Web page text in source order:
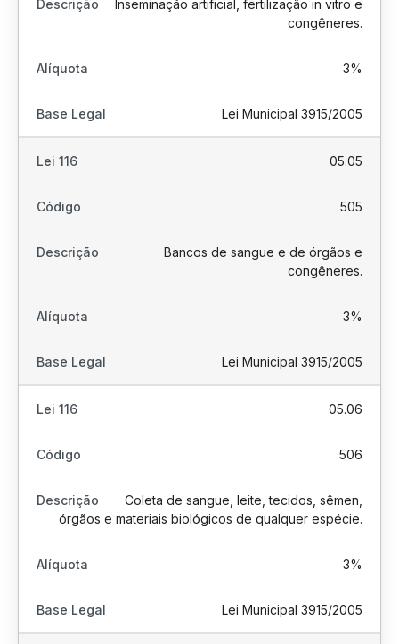
Inseminação artificial, fertilização in vitro e
congêneres.
3%
Lei Municipal 3915/2005
05.05
505
Bancos de sangue e de órgãos e
congêneres.
3%
Lei Municipal 3915/2005
05.06
506
Coleta de sangue, leite, tecidos, sêmen,
órgãos e materiais biológicos de qualquer espécie.
3%
Lei Municipal 3915/2005